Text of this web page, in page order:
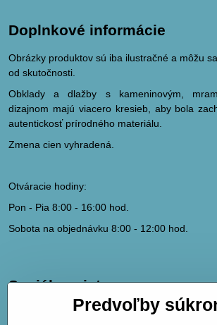
Doplnkové informácie
Obrázky produktov sú iba ilustračné a môžu
od skutočnosti.
Obklady a dlažby s kameninovým,
dizajnom majú viacero kresieb, aby bola
autentickosť prírodného materiálu.
Zmena cien vyhradená.
Otváracie hodiny:
Pon - Pia 8:00 - 16:00 hod.
Sobota na objednávku 8:00 - 12:00 hod.
Sociálne siete
hydrodk@hydrodk.sk
Predvoľby